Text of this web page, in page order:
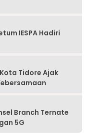
IESPA Hadiri
Tidore Ajak
Branch Ternate
5G